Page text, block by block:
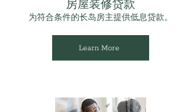
房屋装修贷款
为符合条件的长岛房主提供低息贷款。
Learn More